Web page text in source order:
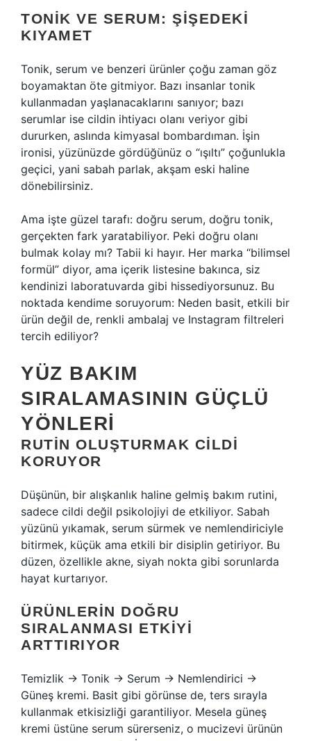
TONIK VE SERUM: ŞIŞEDEKI
KIYAMET
Tonik, serum ve benzeri ürünler çoğu zaman göz
boyamaktan öte gitmiyor. Bazı insanlar tonik
kullanmadan yaşlanacaklarını sanıyor; bazı
serumlar ise cildin ihtiyacı olanı veriyor gibi
dururken, aslında kimyasal bombardıman. İşin
ironisi, yüzünüzde gördüğünüz o “ışıltı” çoğunlukla
geçici, yani sabah parlak, akşam eski haline
dönebilirsiniz.
Ama işte güzel tarafı: doğru serum, doğru tonik,
gerçekten fark yaratabiliyor. Peki doğru olanı
bulmak kolay mı? Tabii ki hayır. Her marka “bilimsel
formül” diyor, ama içerik listesine bakınca, siz
kendinizi laboratuvarda gibi hissediyorsunuz. Bu
noktada kendime soruyorum: Neden basit, etkili bir
ürün değil de, renkli ambalaj ve Instagram filtreleri
tercih ediliyor?
YÜZ BAKIM
SIRALAMASININ GÜÇLÜ
YÖNLERI
RUTIN OLUŞTURMAK CILDI
KORUYOR
Düşünün, bir alışkanlık haline gelmiş bakım rutini,
sadece cildi değil psikolojiyi de etkiliyor. Sabah
yüzünü yıkamak, serum sürmek ve nemlendiriciyle
bitirmek, küçük ama etkili bir disiplin getiriyor. Bu
düzen, özellikle akne, siyah nokta gibi sorunlarda
hayat kurtarıyor.
ÜRÜNLERIN DOĞRU
SIRALANMASI ETKIYI
ARTTIRIYOR
Temizlik → Tonik → Serum → Nemlendirici →
Güneş kremi. Basit gibi görünse de, ters sırayla
kullanmak etkisizliği garantiliyor. Mesela güneş
kremi üstüne serum sürerseniz, o mucizevi ürünün